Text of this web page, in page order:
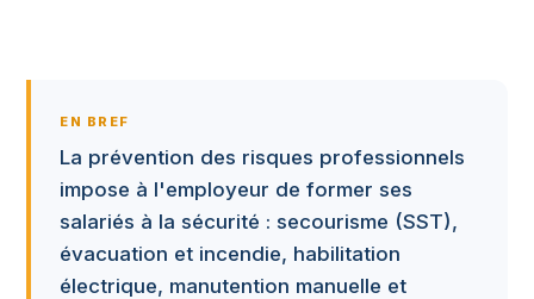
EN BREF
La prévention des risques professionnels
impose à l'employeur de former ses
salariés à la sécurité : secourisme (SST),
évacuation et incendie, habilitation
électrique, manutention manuelle et